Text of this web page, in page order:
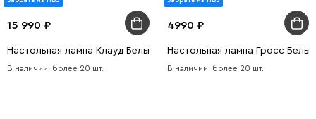
15 990
Настольная лампа Клауд Белый
В наличии: более 20 шт.
4990
Настольная лампа Гросс Белый
В наличии: более 20 шт.